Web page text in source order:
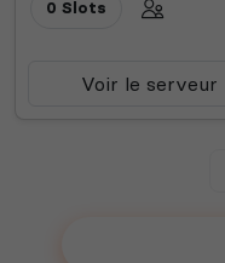
0 Slots
Voir le serveur